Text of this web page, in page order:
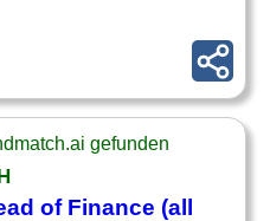
gefunden
of Finance (all